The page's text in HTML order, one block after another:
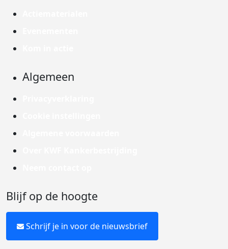
Algemeen
Blijf op de hoogte
Schrijf je in voor de nieuwsbrief